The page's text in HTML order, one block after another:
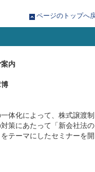
ページのトップへ
内
体化によって、株式譲渡制
策にあたって「新会社法の
テーマにしたセミナーを開